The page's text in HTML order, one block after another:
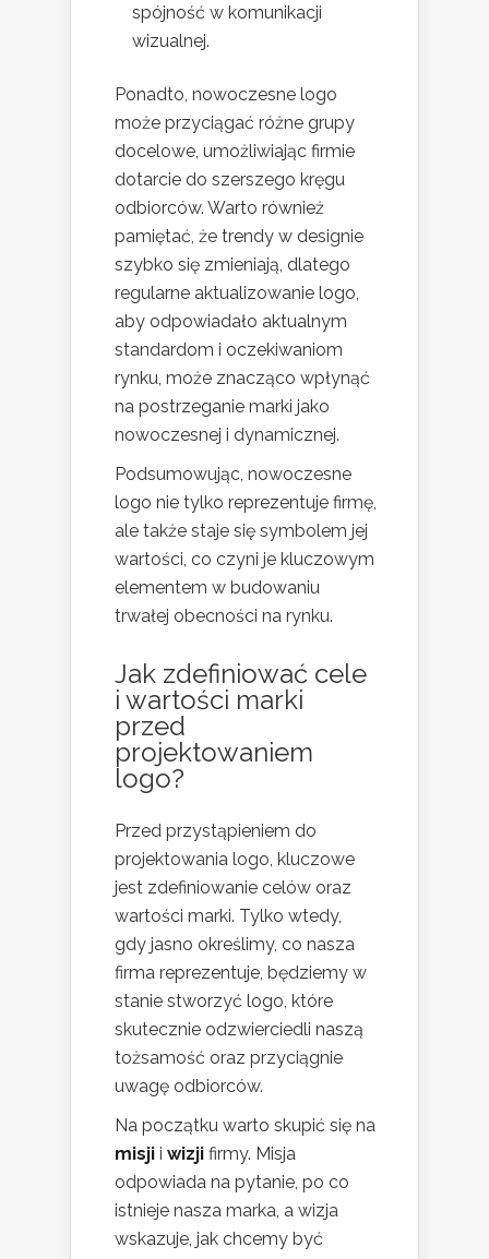
spójność w komunikacji
wizualnej.
Ponadto, nowoczesne logo
może przyciągać różne grupy
docelowe, umożliwiając firmie
dotarcie do szerszego kręgu
odbiorców. Warto również
pamiętać, że trendy w designie
szybko się zmieniają, dlatego
regularne aktualizowanie logo,
aby odpowiadało aktualnym
standardom i oczekiwaniom
rynku, może znacząco wpłynąć
na postrzeganie marki jako
nowoczesnej i dynamicznej.
Podsumowując, nowoczesne
logo nie tylko reprezentuje firmę,
ale także staje się symbolem jej
wartości, co czyni je kluczowym
elementem w budowaniu
trwałej obecności na rynku.
Jak zdefiniować cele
i wartości marki
przed
projektowaniem
logo?
Przed przystąpieniem do
projektowania logo, kluczowe
jest zdefiniowanie celów oraz
wartości marki. Tylko wtedy,
gdy jasno określimy, co nasza
firma reprezentuje, będziemy w
stanie stworzyć logo, które
skutecznie odzwierciedli naszą
tożsamość oraz przyciągnie
uwagę odbiorców.
Na początku warto skupić się na
misji i wizji firmy. Misja
odpowiada na pytanie, po co
istnieje nasza marka, a wizja
wskazuje, jak chcemy być